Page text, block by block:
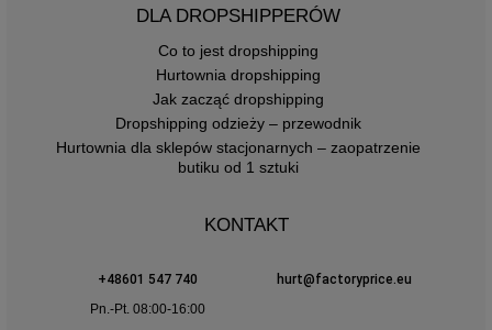
DLA DROPSHIPPERÓW
Co to jest dropshipping
Hurtownia dropshipping
Jak zacząć dropshipping
Dropshipping odzieży – przewodnik
Hurtownia dla sklepów stacjonarnych – zaopatrzenie
butiku od 1 sztuki
KONTAKT
+48601 547 740
hurt@factoryprice.eu
Pn.-Pt. 08:00-16:00